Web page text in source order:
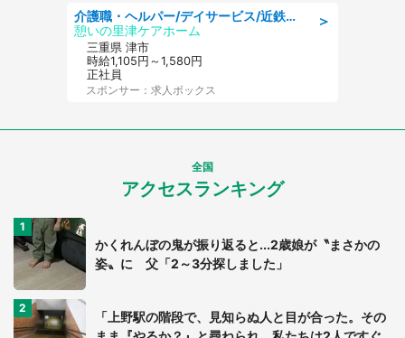
＞
介護職・ヘルパー/デイサービス/近鉄名古屋線 高田本山/津市/三重県
憩いの里津ケアホーム
三重県 津市
時給1,105円～1,580円
正社員
スポンサー：求人ボックス
全国
アクセスランキング
かくれんぼの鬼が振り返ると...2歳娘が〝まさかの
姿〟に 父「2～3分探しました」
「上野駅の階段で、見知らぬ人と目が合った。その